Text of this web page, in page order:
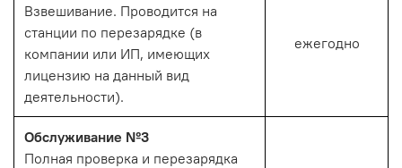
Взвешивание. Проводится на
станции по перезарядке (в
компании или ИП, имеющих
лицензию на данный вид
деятельности).
ежегодно
Обслуживание №3
Полная проверка и перезарядка